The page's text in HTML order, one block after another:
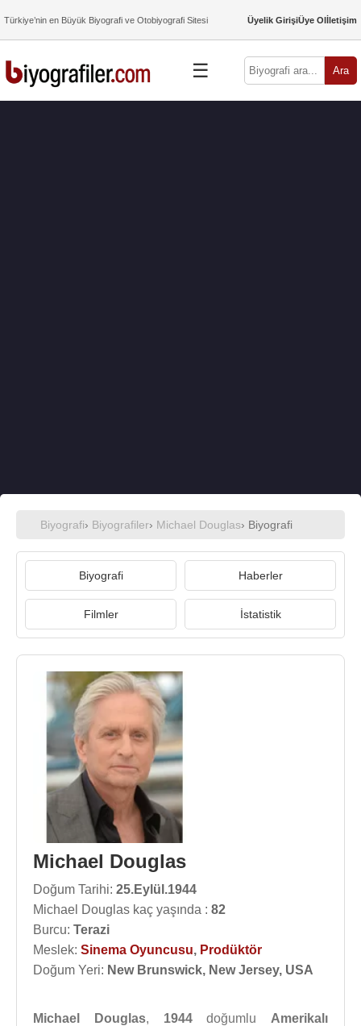
Türkiye’nin en Büyük Biyografi ve Otobiyografi Sitesi Üyelik GirişiÜye Olİletişim
☰ Ara
Biyografi› Biyografiler› Michael Douglas› Biyografi
Biyografi Haberler
Filmler İstatistik
Michael Douglas
Doğum Tarihi: 25.Eylül.1944
Michael Douglas kaç yaşında : 82
Burcu: Terazi
Meslek: Sinema Oyuncusu, Prodüktör
Doğum Yeri: New Brunswick, New Jersey, USA
Michael Douglas, 1944doğumlu Amerikalı